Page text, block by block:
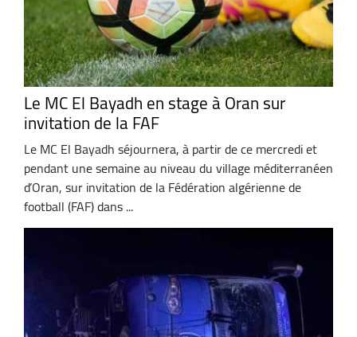
Le MC El Bayadh en stage à Oran sur
invitation de la FAF
Le MC El Bayadh séjournera, à partir de ce mercredi et
pendant une semaine au niveau du village méditerranéen
d’Oran, sur invitation de la Fédération algérienne de
football (FAF) dans ...